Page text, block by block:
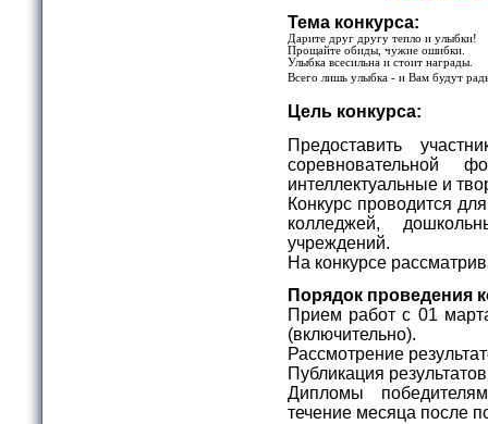
Тема конкурса:
Дарите друг другу тепло и улыбки!
Прощайте обиды, чужие ошибки.
Улыбка всесильна и стоит награды.
Всего лишь улыбка - и Вам будут
Цель конкурса:
Предоставить
соревновательной
интеллектуальные и
Конкурс проводится
колледжей,
учреждений.
На конкурсе
Порядок проведения
Прием работ с 01
(включительно).
Рассмотрение
Публикация
Дипломы
течение месяца после